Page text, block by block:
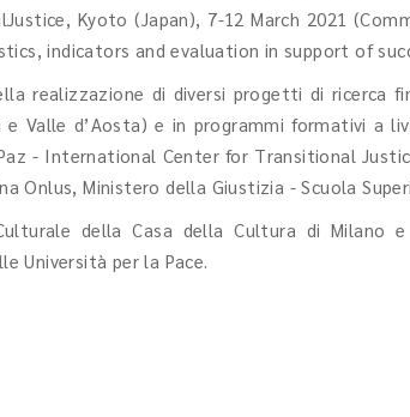
Kyoto (Japan), 7-12 March 2021
indicators and evaluation in support of
realizzazione di diversi progetti di ricerca
e Valle d’Aosta) e in programmi formativi a
- International Center for Transitional
Onlus, Ministero della Giustizia - Scuola
della Casa della Cultura di Milano
Università per la Pace.